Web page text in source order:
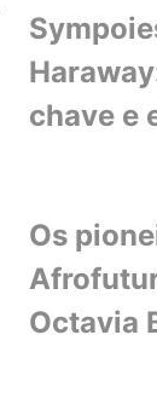
chave e
Os
Octavia